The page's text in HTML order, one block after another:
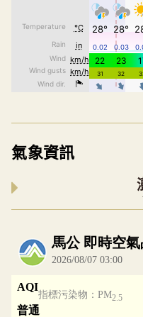
氣象資訊
內嵌空氣品質小工